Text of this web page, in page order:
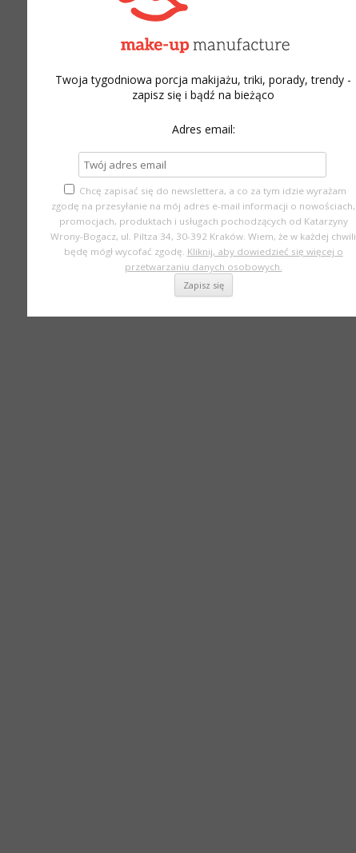
Twoja tygodniowa porcja makijażu, triki, porady, trendy -
zapisz się i bądź na bieżąco
Adres email:
Chcę zapisać się do newslettera, a co za tym idzie wyrażam
zgodę na przesyłanie na mój adres e-mail informacji o nowościach,
promocjach, produktach i usługach pochodzących od Katarzyny
Wrony-Bogacz, ul. Piltza 34, 30-392 Kraków. Wiem, że w każdej chwili
będę mógł wycofać zgodę. Kliknij, aby dowiedzieć się więcej o
przetwarzaniu danych osobowych.